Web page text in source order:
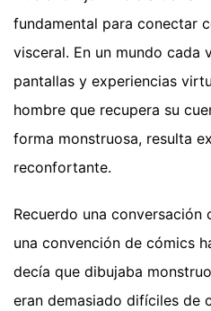
fundamental para conectar
visceral. En un mundo cada
pantallas y experiencias
hombre que recupera su
forma monstruosa, resulta
reconfortante.
Recuerdo una
una convención de cómics
decía que dibujaba
eran demasiado difíciles de